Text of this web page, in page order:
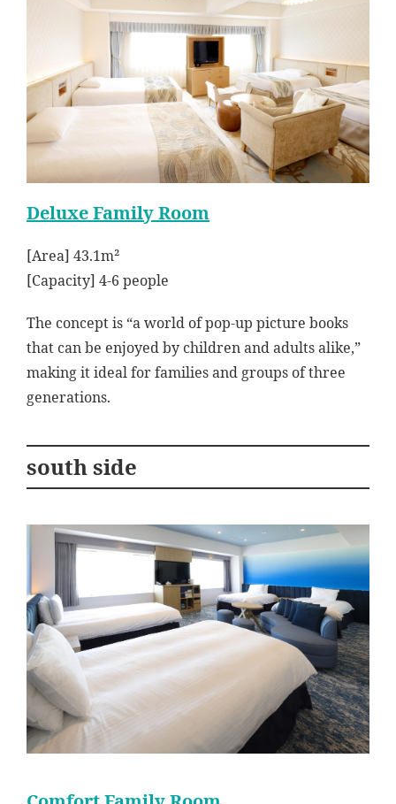
Deluxe Family Room
[Area] 43.1m²
[Capacity] 4-6 people
The concept is “a world of pop-up picture books
that can be enjoyed by children and adults alike,”
making it ideal for families and groups of three
generations.
south side